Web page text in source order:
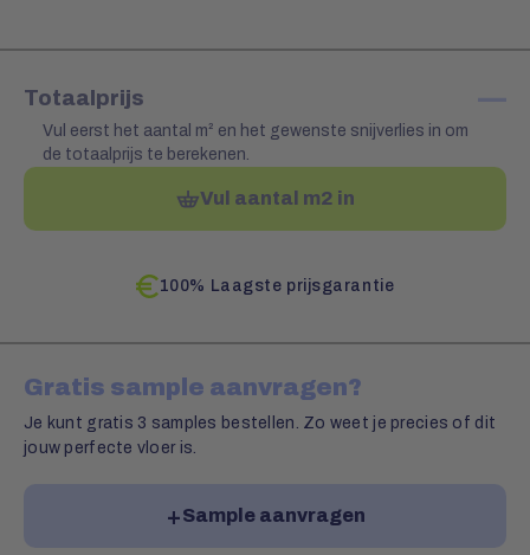
Totaalprijs —
Vul eerst het aantal m² en het gewenste snijverlies in om
de totaalprijs te berekenen.
Vul aantal m2 in
100% Laagste prijsgarantie
Gratis sample aanvragen?
Je kunt gratis 3 samples bestellen. Zo weet je precies of dit
jouw perfecte vloer is.
Sample aanvragen